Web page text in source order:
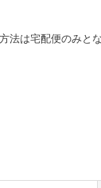
法は宅配便のみと